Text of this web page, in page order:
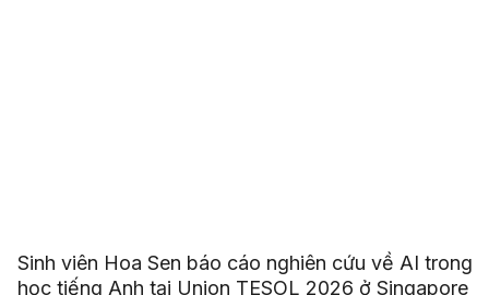
Sinh viên Hoa Sen báo cáo nghiên cứu về AI trong
học tiếng Anh tại Union TESOL 2026 ở Singapore